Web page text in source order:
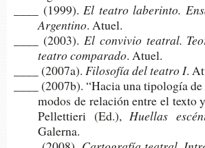
____ (1999).El tea­tro labe­rin­to.
Argentino. Atuel.
____ (2003). El con­vi­vio tea­tral.
tea­tro comparado. Atuel.
____ (2007a). Filo­so­fía del tea­tro I.
____ (2007b). “Hacia una tipo­lo­gía
modos de rela­ción entre el texto
Pellet­tie­ri (Ed.),Hue­llas
Galerna.